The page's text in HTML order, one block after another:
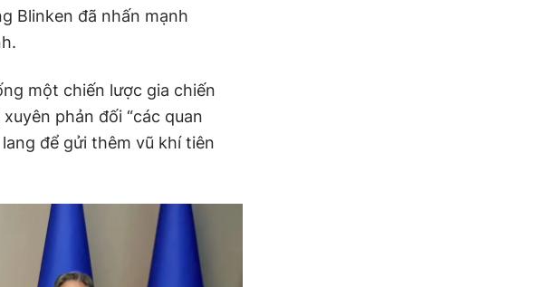
Blinken đã nhấn mạnh
một chiến lược gia chiến
phản đối “các quan
để gửi thêm vũ khí tiên